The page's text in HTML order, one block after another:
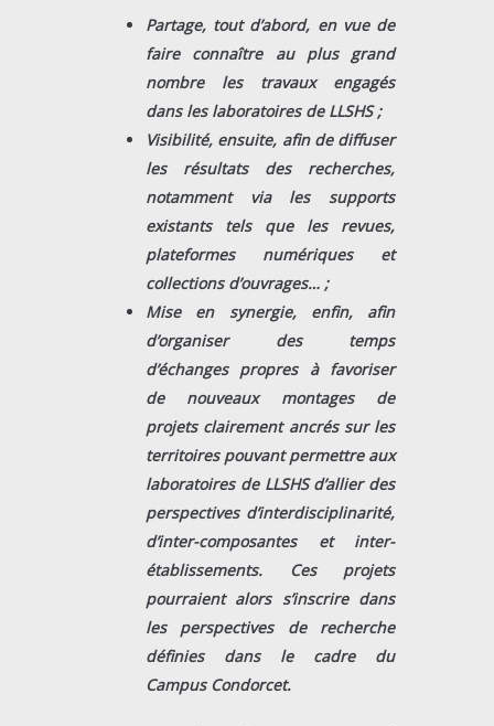
Partage, tout d’abord, en vue de
faire connaître au plus grand
nombre les travaux engagés
dans les laboratoires de LLSHS ;
Visibilité, ensuite, afin de diffuser
les résultats des recherches,
notamment via les supports
existants tels que les revues,
plateformes numériques et
collections d’ouvrages… ;
Mise en synergie, enfin, afin
d’organiser des temps
d’échanges propres à favoriser
de nouveaux montages de
projets clairement ancrés sur les
territoires pouvant permettre aux
laboratoires de LLSHS d’allier des
perspectives d’interdisciplinarité,
d’inter-composantes et inter-
établissements. Ces projets
pourraient alors s’inscrire dans
les perspectives de recherche
définies dans le cadre du
Campus Condorcet.